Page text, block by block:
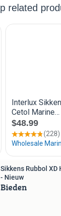
Sikkens Rubbol XD
- Nieuw
Bieden